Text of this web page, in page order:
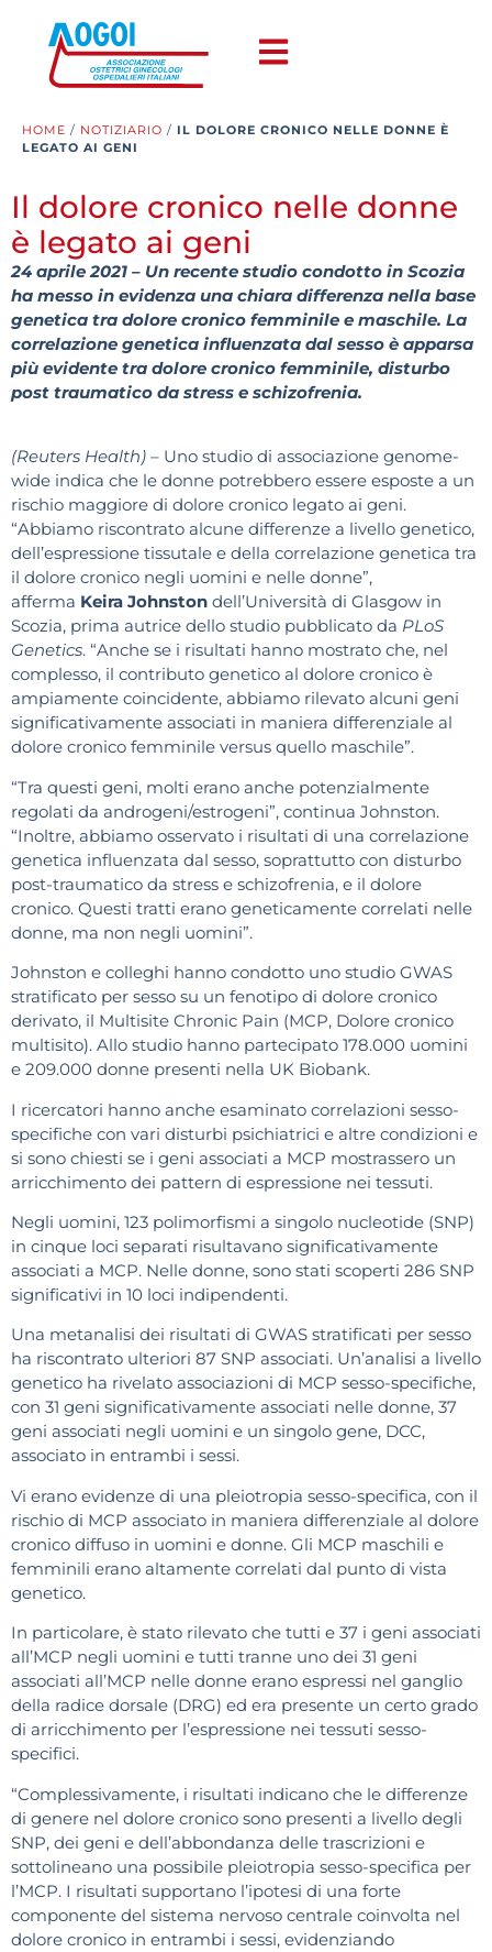
HOME / NOTIZIARIO / IL DOLORE CRONICO NELLE DONNE È
LEGATO AI GENI
Il dolore cronico nelle donne
è legato ai geni
24 aprile 2021 – Un recente studio condotto in Scozia
ha messo in evidenza una chiara differenza nella base
genetica tra dolore cronico femminile e maschile. La
correlazione genetica influenzata dal sesso è apparsa
più evidente tra dolore cronico femminile, disturbo
post traumatico da stress e schizofrenia.
(Reuters Health) – Uno studio di associazione genome-
wide indica che le donne potrebbero essere esposte a un
rischio maggiore di dolore cronico legato ai geni.
“Abbiamo riscontrato alcune differenze a livello genetico,
dell’espressione tissutale e della correlazione genetica tra
il dolore cronico negli uomini e nelle donne”,
afferma Keira Johnston dell’Università di Glasgow in
Scozia, prima autrice dello studio pubblicato da PLoS
Genetics. “Anche se i risultati hanno mostrato che, nel
complesso, il contributo genetico al dolore cronico è
ampiamente coincidente, abbiamo rilevato alcuni geni
significativamente associati in maniera differenziale al
dolore cronico femminile versus quello maschile”.
“Tra questi geni, molti erano anche potenzialmente
regolati da androgeni/estrogeni”, continua Johnston.
“Inoltre, abbiamo osservato i risultati di una correlazione
genetica influenzata dal sesso, soprattutto con disturbo
post-traumatico da stress e schizofrenia, e il dolore
cronico. Questi tratti erano geneticamente correlati nelle
donne, ma non negli uomini”.
Johnston e colleghi hanno condotto uno studio GWAS
stratificato per sesso su un fenotipo di dolore cronico
derivato, il Multisite Chronic Pain (MCP, Dolore cronico
multisito). Allo studio hanno partecipato 178.000 uomini
e 209.000 donne presenti nella UK Biobank.
I ricercatori hanno anche esaminato correlazioni sesso-
specifiche con vari disturbi psichiatrici e altre condizioni e
si sono chiesti se i geni associati a MCP mostrassero un
arricchimento dei pattern di espressione nei tessuti.
Negli uomini, 123 polimorfismi a singolo nucleotide (SNP)
in cinque loci separati risultavano significativamente
associati a MCP. Nelle donne, sono stati scoperti 286 SNP
significativi in 10 loci indipendenti.
Una metanalisi dei risultati di GWAS stratificati per sesso
ha riscontrato ulteriori 87 SNP associati. Un’analisi a livello
genetico ha rivelato associazioni di MCP sesso-specifiche,
con 31 geni significativamente associati nelle donne, 37
geni associati negli uomini e un singolo gene, DCC,
associato in entrambi i sessi.
Vi erano evidenze di una pleiotropia sesso-specifica, con il
rischio di MCP associato in maniera differenziale al dolore
cronico diffuso in uomini e donne. Gli MCP maschili e
femminili erano altamente correlati dal punto di vista
genetico.
In particolare, è stato rilevato che tutti e 37 i geni associati
all’MCP negli uomini e tutti tranne uno dei 31 geni
associati all’MCP nelle donne erano espressi nel ganglio
della radice dorsale (DRG) ed era presente un certo grado
di arricchimento per l’espressione nei tessuti sesso-
specifici.
“Complessivamente, i risultati indicano che le differenze
di genere nel dolore cronico sono presenti a livello degli
SNP, dei geni e dell’abbondanza delle trascrizioni e
sottolineano una possibile pleiotropia sesso-specifica per
l’MCP. I risultati supportano l’ipotesi di una forte
componente del sistema nervoso centrale coinvolta nel
dolore cronico in entrambi i sessi, evidenziando